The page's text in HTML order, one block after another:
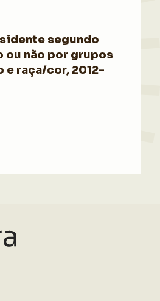
segundo
ou não por grupos
e raça/cor, 2012-